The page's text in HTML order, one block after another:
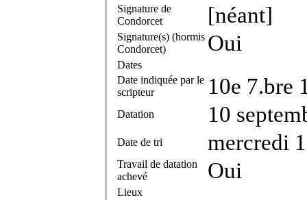
Signature de
Condorcet
[néant]
Signature(s) (hormis
Condorcet)
Oui
Dates
Date indiquée par le
scripteur
10e 7.bre
Datation 10
Date de tri mercredi
Travail de datation
achevé
Oui
Lieux